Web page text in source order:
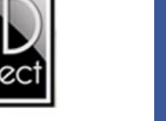
төслийг хэрэгжүүлэгч